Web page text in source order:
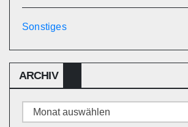
Sonstiges
ARCHIV
Archiv